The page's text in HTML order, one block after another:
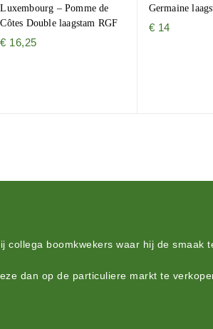
Luxembourg – Pomme de
Côtes Double laagstam RGF
€ 16,25
Germaine
€ 14
boomkwekers waar hij de smaak
dan op de particuliere markt te